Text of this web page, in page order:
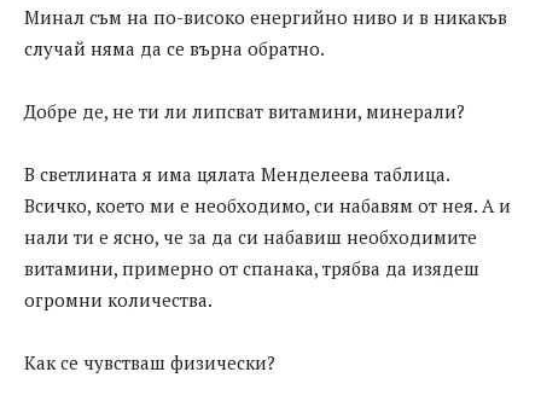
Минал съм на по-високо енергийно ниво и в никакъв
случай няма да се върна обратно.
Добре де, не ти ли липсват витамини, минерали?
В светлината я има цялата Менделеева таблица.
Всичко, което ми е необходимо, си набавям от нея. А и
нали ти е ясно, че за да си набавиш необходимите
витамини, примерно от спанака, трябва да изядеш
огромни количества.
Как се чувстваш физически?